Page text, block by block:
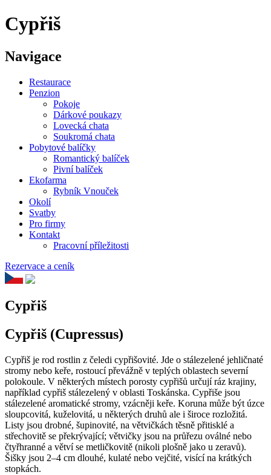
Cypřiš
Navigace
Restaurace
Penzion
Pokoje
Dárkové poukazy
Lovecká chata
Soukromá chata
Pobytové balíčky
Romantický balíček
Pivní balíček
Ekofarma
Rybník Vnouček
Okolí
Svatby
Pro firmy
Kontakt
Pracovní příležitosti
Rezervace a ceník
Cypřiš
Cypřiš (Cupressus)
Cypřiš je rod rostlin z čeledi cypřišovité. Jde o stálezelené jehličnaté
stromy nebo keře, rostoucí převážně v teplých oblastech severní
polokoule. V některých místech porosty cypřišů určují ráz krajiny,
například cypřiš stálezelený v oblasti Toskánska. Cypřiše jsou
stálezelené aromatické stromy, vzácněji keře. Koruna může být úzce
sloupcovitá, kuželovitá, u některých druhů ale i široce rozložitá.
Listy jsou drobné, šupinovité, na větvičkách těsně přitisklé a
střechovitě se překrývající; větvičky jsou na průřezu oválné nebo
čtyřhranné a větví se metličkovitě (nikoli plošně jako u zeravů).
Šišky jsou 2–4 cm dlouhé, kulaté nebo vejčité, visící na krátkých
stopkách.